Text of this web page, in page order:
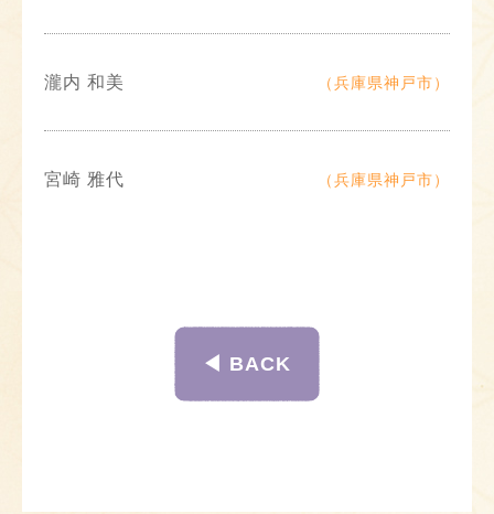
瀧内 和美 （兵庫県神戸市）
宮崎 雅代 （兵庫県神戸市）
◀︎ BACK